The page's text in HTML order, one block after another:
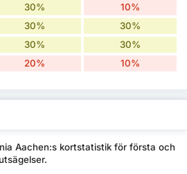
30% 10%
30% 30%
30% 30%
20% 10%
Aachen:s kortstatistik för första och